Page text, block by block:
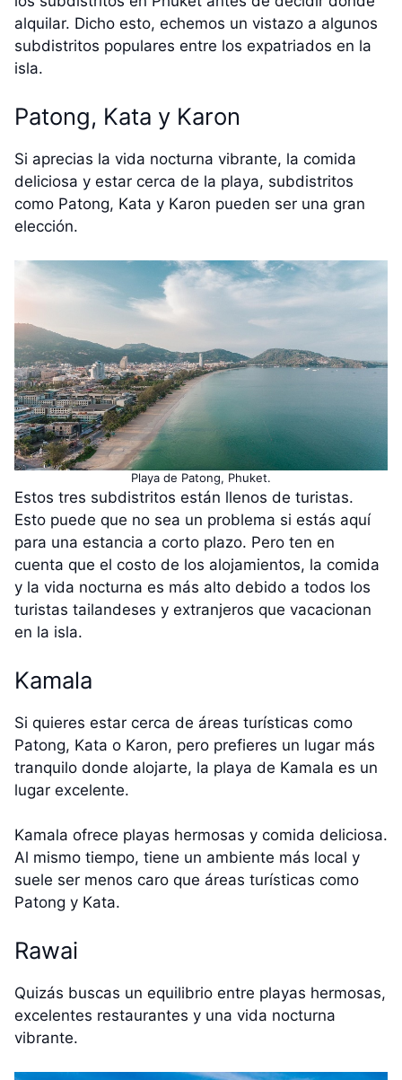
alquilar. Dicho esto, echemos un vistazo a algunos
subdistritos populares entre los expatriados en la
isla.
Patong, Kata y Karon
Si aprecias la vida nocturna vibrante, la comida
deliciosa y estar cerca de la playa, subdistritos
como Patong, Kata y Karon pueden ser una gran
elección.
Playa de Patong, Phuket.
Estos tres subdistritos están llenos de turistas.
Esto puede que no sea un problema si estás aquí
para una estancia a corto plazo. Pero ten en
cuenta que el costo de los alojamientos, la comida
y la vida nocturna es más alto debido a todos los
turistas tailandeses y extranjeros que vacacionan
en la isla.
Kamala
Si quieres estar cerca de áreas turísticas como
Patong, Kata o Karon, pero prefieres un lugar más
tranquilo donde alojarte, la playa de Kamala es un
lugar excelente.
Kamala ofrece playas hermosas y comida deliciosa.
Al mismo tiempo, tiene un ambiente más local y
suele ser menos caro que áreas turísticas como
Patong y Kata.
Rawai
Quizás buscas un equilibrio entre playas hermosas,
excelentes restaurantes y una vida nocturna
vibrante.